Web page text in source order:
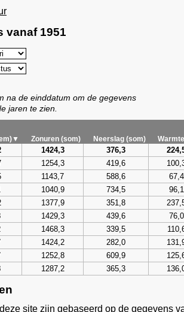
vanaf 1951
na de einddatum om de gegevens
jaren te zien.
Zonuren (som) Neerslag (som)
1424,3 376,3
1254,3 419,6
1143,7 588,6 67,4
1040,9 734,5 96,1
1377,9 351,8
1429,3 439,6 76,0
1468,3 339,5
1424,2 282,0
1252,8 609,9
1287,2 365,3
site zijn gebaseerd op de gegevens